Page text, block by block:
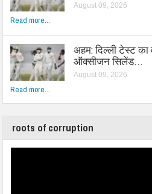
August 09, 2026
Read more...
अहम: दिल्ली टेस्ट का
ऑक्सीजन सिलेंड…
August 09, 2026
Read more...
roots of corruption